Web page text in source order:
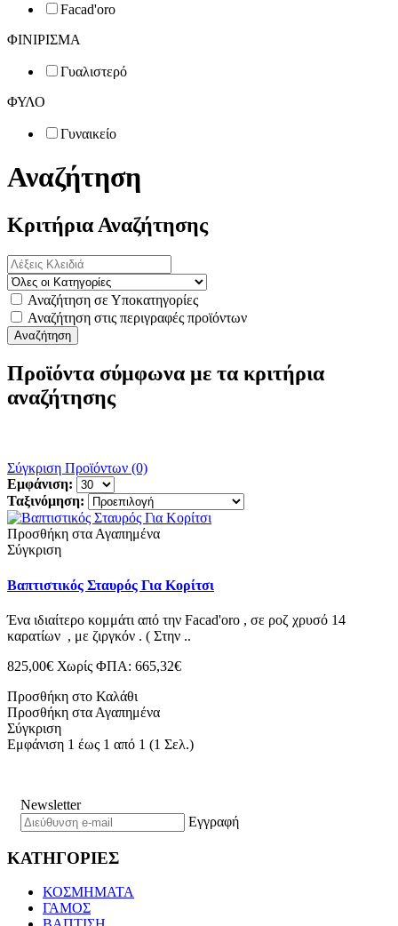
Facad'oro
ΦΙΝΙΡΙΣΜΑ
Γυαλιστερό
ΦΥΛΟ
Γυναικείο
Αναζήτηση
Κριτήρια Αναζήτησης
Αναζήτηση σε Υποκατηγορίες
Αναζήτηση στις περιγραφές προϊόντων
Προϊόντα σύμφωνα με τα κριτήρια
αναζήτησης
Σύγκριση Προϊόντων (0)
Εμφάνιση:
Ταξινόμηση:
Προσθήκη στα Αγαπημένα
Σύγκριση
Βαπτιστικός Σταυρός Για Κορίτσι
Ένα ιδιαίτερο κομμάτι από την Facad'oro , σε ροζ χρυσό 14
καρατίων , με ζιργκόν . ( Στην ..
825,00€ Χωρίς ΦΠΑ: 665,32€
Προσθήκη στο Καλάθι
Προσθήκη στα Αγαπημένα
Σύγκριση
Εμφάνιση 1 έως 1 από 1 (1 Σελ.)
Newsletter
Εγγραφή
ΚΑΤΗΓΟΡΙΕΣ
ΚΟΣΜΗΜΑΤΑ
ΓΑΜΟΣ